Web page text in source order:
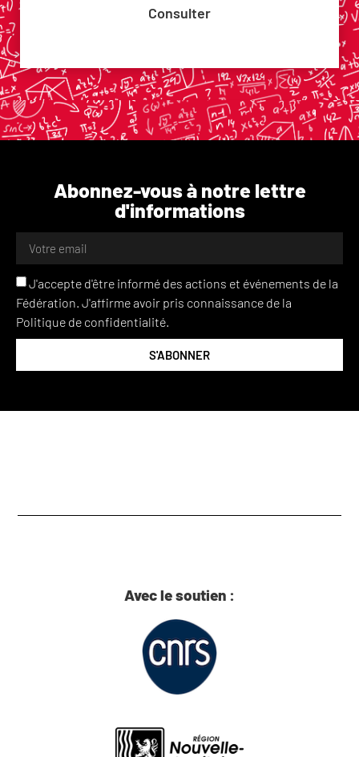
Consulter
Abonnez-vous à notre lettre
d'informations
J'accepte d'être informé des actions et événements de la
Fédération. J'affirme avoir pris connaissance de la
Politique de confidentialité.
S'ABONNER
Avec le soutien :